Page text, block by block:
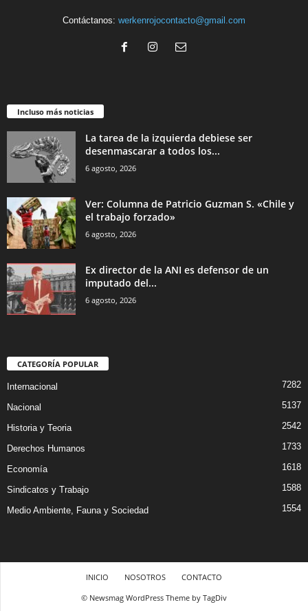
Contáctanos: werkenrojocontacto@gmail.com
Incluso más noticias
La tarea de la izquierda debiese ser
desenmascarar a todos los...
6 agosto, 2026
Ver: Columna de Patricio Guzman S. «Chile y
el trabajo forzado»
6 agosto, 2026
Ex director de la ANI es defensor de un
imputado del...
6 agosto, 2026
CATEGORÍA POPULAR
Internacional 7282
Nacional 5137
Historia y Teoria 2542
Derechos Humanos 1733
Economía 1618
Sindicatos y Trabajo 1588
Medio Ambiente, Fauna y Sociedad 1554
INICIO NOSOTROS
CONTACTO
© Newsmag WordPress Theme by TagDiv